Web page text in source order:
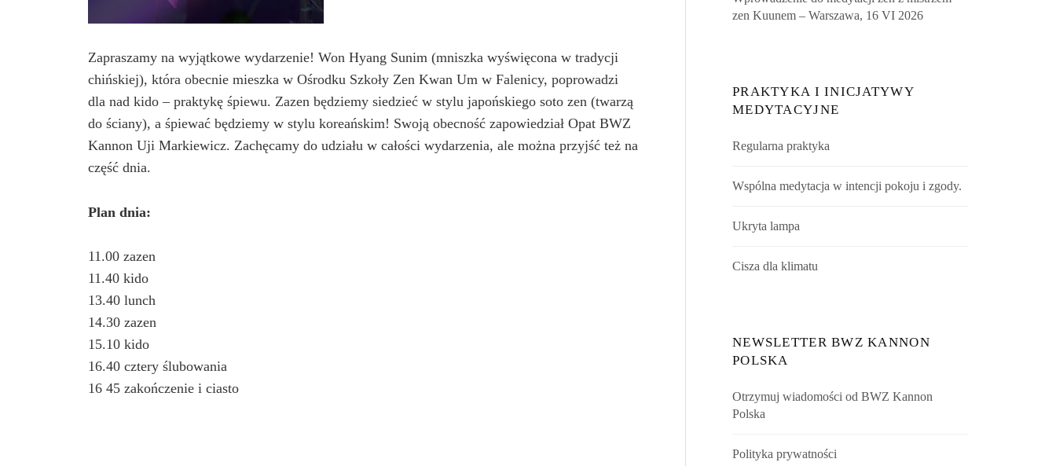
Zapraszamy na wyjątkowe wydarzenie! Won Hyang Sunim (mniszka wyświęcona w tradycji
chińskiej), która obecnie mieszka w Ośrodku Szkoły Zen Kwan Um w Falenicy, poprowadzi
dla nad kido – praktykę śpiewu. Zazen będziemy siedzieć w stylu japońskiego soto zen (twarzą
do ściany), a śpiewać będziemy w stylu koreańskim! Swoją obecność zapowiedział Opat BWZ
Kannon Uji Markiewicz. Zachęcamy do udziału w całości wydarzenia, ale można przyjść też na
część dnia.
Plan dnia:
11.00 zazen
11.40 kido
13.40 lunch
14.30 zazen
15.10 kido
16.40 cztery ślubowania
16 45 zakończenie i ciasto
zen Kuunem – Warszawa, 16 VI 2026
PRAKTYKA I INICJATYWY
MEDYTACYJNE
Regularna praktyka
Wspólna medytacja w intencji pokoju i zgody.
Ukryta lampa
Cisza dla klimatu
NEWSLETTER BWZ KANNON
POLSKA
Otrzymuj wiadomości od BWZ Kannon
Polska
Polityka prywatności